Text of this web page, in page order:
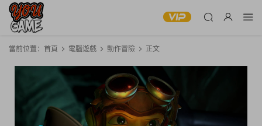
當前位置： 首頁 電腦遊戲 動作冒險 正文